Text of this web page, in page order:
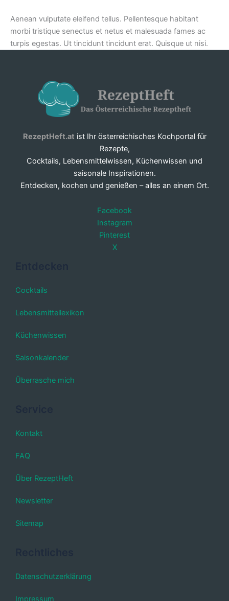
Aenean vulputate eleifend tellus. Pellentesque habitant
morbi tristique senectus et netus et malesuada fames ac
turpis egestas. Ut tincidunt tincidunt erat. Quisque ut nisi.
RezeptHeft.at ist Ihr österreichisches Kochportal für
Rezepte,
Cocktails, Lebensmittelwissen, Küchenwissen und
saisonale Inspirationen.
Entdecken, kochen und genießen – alles an einem Ort.
Facebook
Instagram
Pinterest
X
Cocktails
Lebensmittellexikon
Küchenwissen
Saisonkalender
Überrasche mich
Kontakt
FAQ
Über RezeptHeft
Newsletter
Sitemap
Datenschutzerklärung